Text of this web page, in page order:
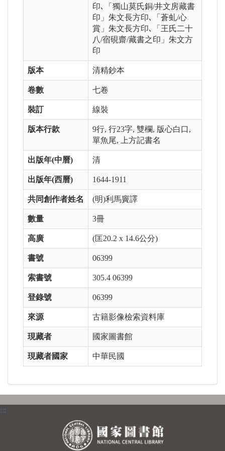
印､「獨山莫氏銅/井文房藏書
印」朱文長方印､「蒼虬/心
賞」朱文長方印､「王氏二十
八/宿硯齋/藏書之印」朱文方
印
版本 清精鈔本
卷數 七卷
裝訂 線裝
版本行款
9行, 行23字, 雙欄, 版心白口,
單魚尾, 上方記書名
出版年(中曆) 清
出版年(西曆) 1644-1911
共同創作者姓名 (明)利馬竇譯
數量 3冊
高廣 (匡20.2 x 14.6公分)
書號 06399
索書號 305.4 06399
登錄號 06399
來源 古籍影像檢索資料庫
現藏者 國家圖書館
現藏者國家 中華民國
:::